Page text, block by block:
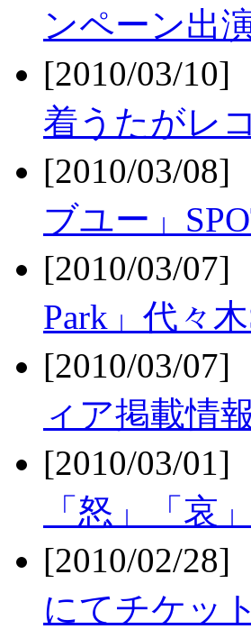
ンペーン出
[2010/03/10]
着うたがレ
[2010/03/08]
ブユー」
[2010/03/07]
Park」代々
[2010/03/07]
ィア掲載情
[2010/03/01]
「怒」「哀
[2010/02/28]
にてチケッ